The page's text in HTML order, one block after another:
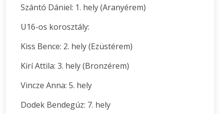
Szántó Dániel: 1. hely (Aranyérem)
U16-os korosztály:
Kiss Bence: 2. hely (Ezüstérem)
Kirí Attila: 3. hely (Bronzérem)
Vincze Anna: 5. hely
Dodek Bendegúz: 7. hely